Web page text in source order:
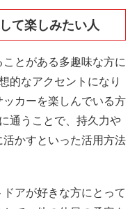
て楽しみたい人
とがある多趣味な方に
的なアクセントになり
カーを楽しんでいる方
通うことで、持久力や
かすといった活用方法
アが好きな方にとって